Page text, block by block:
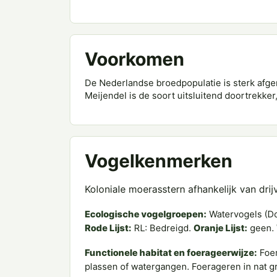
Voorkomen
De Nederlandse broedpopulatie is sterk
Meijendel is de soort uitsluitend
Vogelkenmerken
Koloniale moerasstern afhankelijk van
Ecologische vogelgroepen: Watervogels
Rode Lijst: RL: Bedreigd. Oranje Lijst: geen.
Functionele habitat en foerageerwijze:
plassen of watergangen. Foerageren in nat